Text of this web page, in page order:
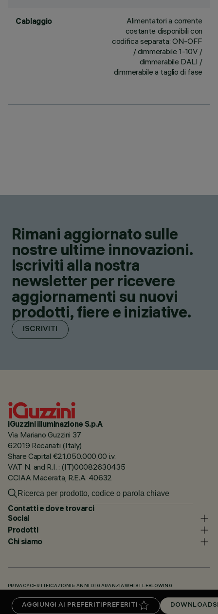
AGGIUNGI AI PREFERITI PREFERITI DOWNLOADS
Cablaggio
Alimentatori a corrente
costante disponibili con
codifica separata: ON-OFF
/ dimmerabile 1-10V /
dimmerabile DALI /
dimmerabile a taglio di fase
Rimani aggiornato sulle
nostre ultime innovazioni.
Iscriviti alla nostra
newsletter per ricevere
aggiornamenti su nuovi
prodotti, fiere e iniziative.
ISCRIVITI
iGuzzini illuminazione S.p.A
Via Mariano Guzzini 37
62019 Recanati (Italy)
Share Capital €21.050.000,00 i.v.
VAT N. and R.I. : (IT)00082630435
CCIAA Macerata, R.E.A. 40632
Contatti e dove trovarci
Social
Prodotti
Chi siamo
PRIVACY CERTIFICAZIONI 5 ANNI DI GARANZIAWHISTLEBLOWING
KNOWLEDGE BASE (LOGIN NECESSARIO)DOWNLOADS